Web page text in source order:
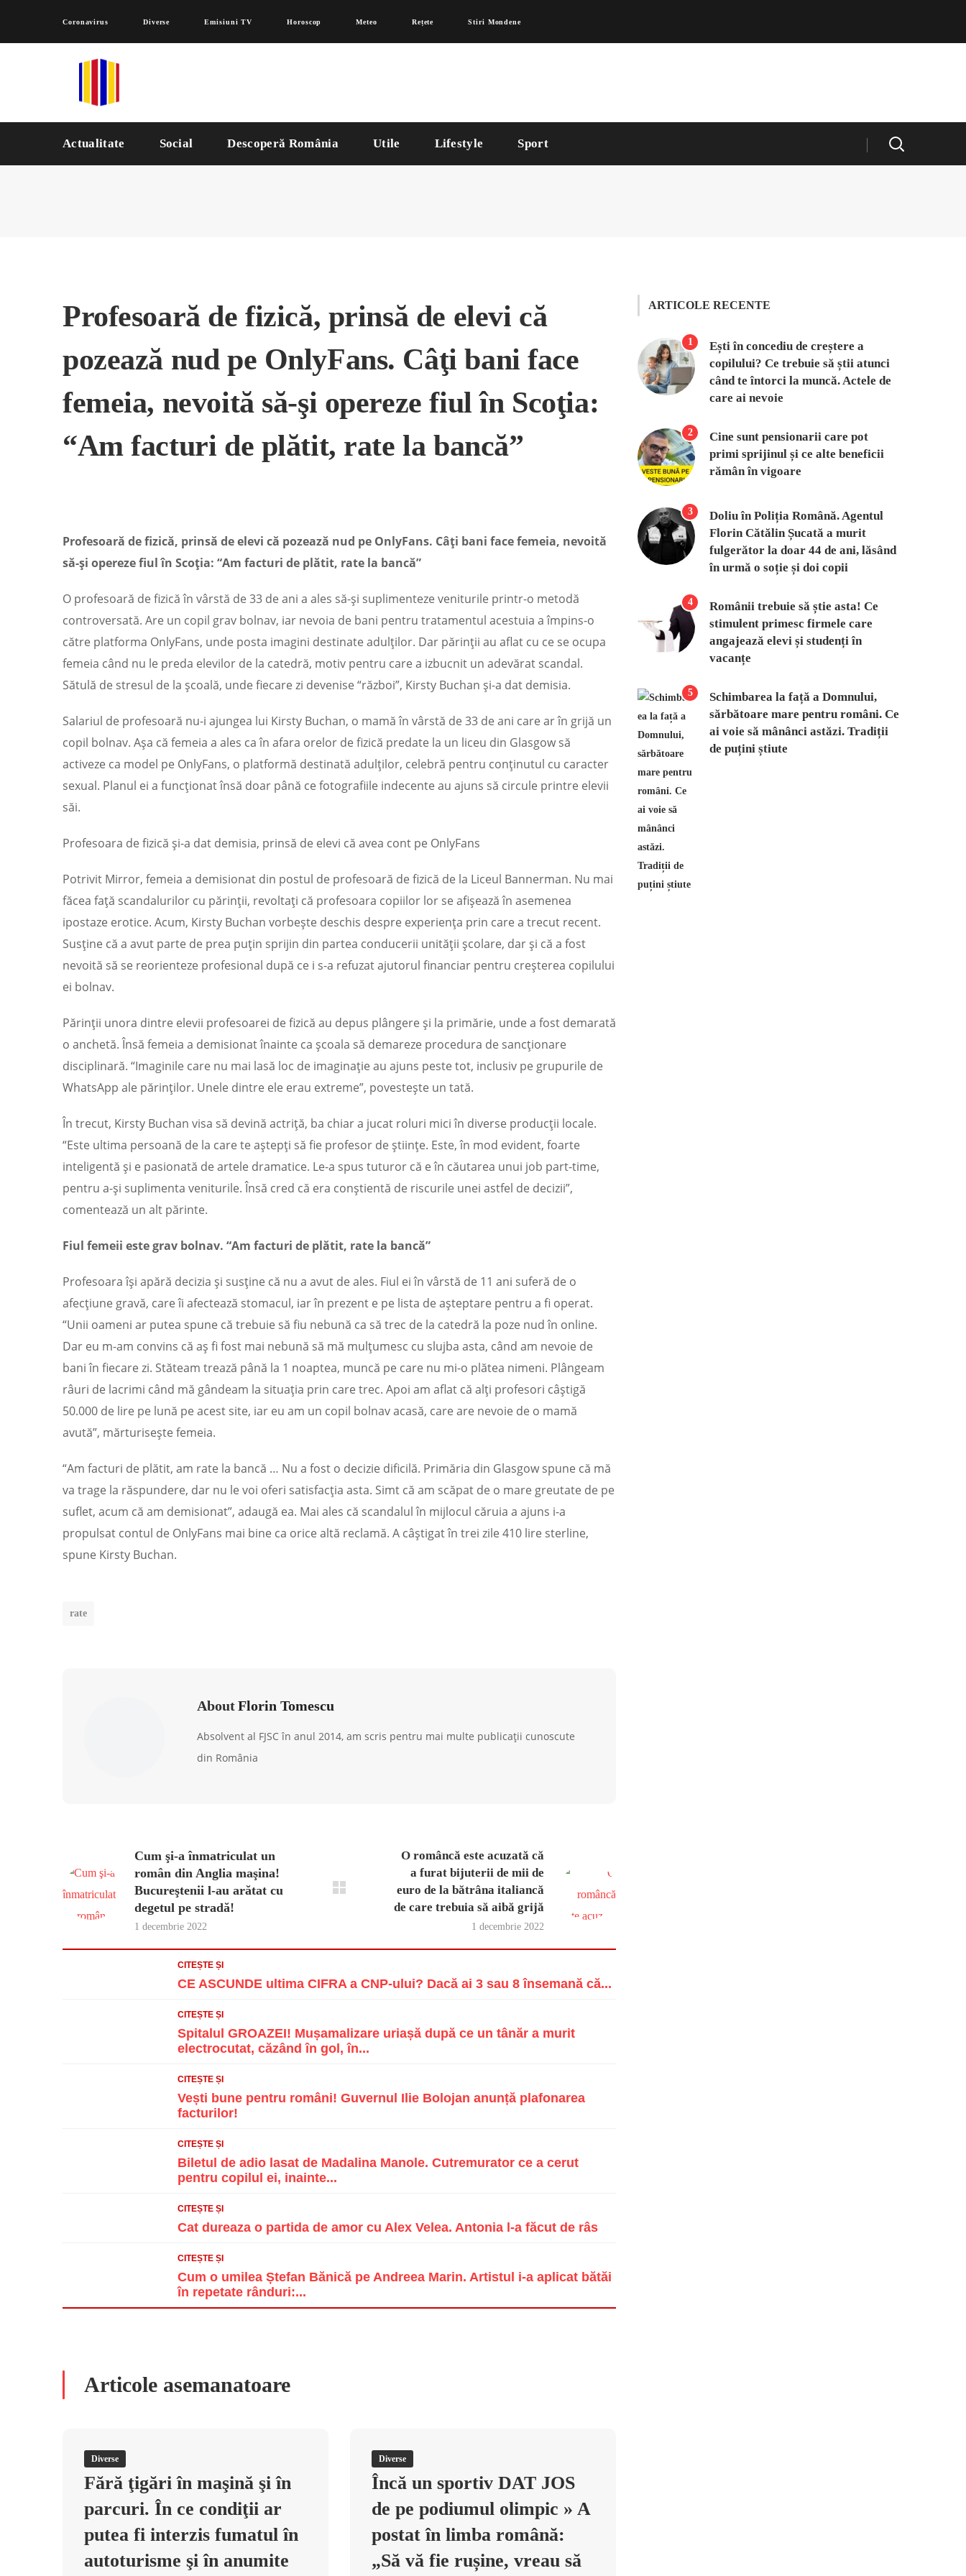
Coronavirus Diverse Emisiuni TV Horoscop Meteo Rețete Stiri Mondene
Actualitate Social Descoperă România Utile Lifestyle Sport
Profesoară de fizică, prinsă de elevi că
pozează nud pe OnlyFans. Câţi bani face
femeia, nevoită să-şi opereze fiul în Scoţia:
“Am facturi de plătit, rate la bancă”
Profesoară de fizică, prinsă de elevi că pozează nud pe OnlyFans. Câţi bani face femeia, nevoită
să-şi opereze fiul în Scoţia: “Am facturi de plătit, rate la bancă”
O profesoară de fizică în vârstă de 33 de ani a ales să-şi suplimenteze veniturile printr-o metodă
controversată. Are un copil grav bolnav, iar nevoia de bani pentru tratamentul acestuia a împins-o
către platforma OnlyFans, unde posta imagini destinate adulţilor. Dar părinţii au aflat cu ce se ocupa
femeia când nu le preda elevilor de la catedră, motiv pentru care a izbucnit un adevărat scandal.
Sătulă de stresul de la şcoală, unde fiecare zi devenise “război”, Kirsty Buchan şi-a dat demisia.
Salariul de profesoară nu-i ajungea lui Kirsty Buchan, o mamă în vârstă de 33 de ani care ar în grijă un
copil bolnav. Aşa că femeia a ales ca în afara orelor de fizică predate la un liceu din Glasgow să
activeze ca model pe OnlyFans, o platformă destinată adulţilor, celebră pentru conţinutul cu caracter
sexual. Planul ei a funcţionat însă doar până ce fotografiile indecente au ajuns să circule printre elevii
săi.
Profesoara de fizică şi-a dat demisia, prinsă de elevi că avea cont pe OnlyFans
Potrivit Mirror, femeia a demisionat din postul de profesoară de fizică de la Liceul Bannerman. Nu mai
făcea faţă scandalurilor cu părinţii, revoltaţi că profesoara copiilor lor se afişează în asemenea
ipostaze erotice. Acum, Kirsty Buchan vorbeşte deschis despre experienţa prin care a trecut recent.
Susţine că a avut parte de prea puţin sprijin din partea conducerii unităţii şcolare, dar şi că a fost
nevoită să se reorienteze profesional după ce i s-a refuzat ajutorul financiar pentru creşterea copilului
ei bolnav.
Părinţii unora dintre elevii profesoarei de fizică au depus plângere şi la primărie, unde a fost demarată
o anchetă. Însă femeia a demisionat înainte ca şcoala să demareze procedura de sancţionare
disciplinară. “Imaginile care nu mai lasă loc de imaginaţie au ajuns peste tot, inclusiv pe grupurile de
WhatsApp ale părinţilor. Unele dintre ele erau extreme”, povesteşte un tată.
În trecut, Kirsty Buchan visa să devină actriţă, ba chiar a jucat roluri mici în diverse producţii locale.
“Este ultima persoană de la care te aştepţi să fie profesor de ştiinţe. Este, în mod evident, foarte
inteligentă şi e pasionată de artele dramatice. Le-a spus tuturor că e în căutarea unui job part-time,
pentru a-şi suplimenta veniturile. Însă cred că era conştientă de riscurile unei astfel de decizii”,
comentează un alt părinte.
Fiul femeii este grav bolnav. “Am facturi de plătit, rate la bancă”
Profesoara îşi apără decizia şi susţine că nu a avut de ales. Fiul ei în vârstă de 11 ani suferă de o
afecţiune gravă, care îi afectează stomacul, iar în prezent e pe lista de aşteptare pentru a fi operat.
“Unii oameni ar putea spune că trebuie să fiu nebună ca să trec de la catedră la poze nud în online.
Dar eu m-am convins că aş fi fost mai nebună să mă mulţumesc cu slujba asta, când am nevoie de
bani în fiecare zi. Stăteam trează până la 1 noaptea, muncă pe care nu mi-o plătea nimeni. Plângeam
râuri de lacrimi când mă gândeam la situaţia prin care trec. Apoi am aflat că alţi profesori câştigă
50.000 de lire pe lună pe acest site, iar eu am un copil bolnav acasă, care are nevoie de o mamă
avută”, mărturiseşte femeia.
“Am facturi de plătit, am rate la bancă … Nu a fost o decizie dificilă. Primăria din Glasgow spune că mă
va trage la răspundere, dar nu le voi oferi satisfacţia asta. Simt că am scăpat de o mare greutate de pe
suflet, acum că am demisionat”, adaugă ea. Mai ales că scandalul în mijlocul căruia a ajuns i-a
propulsat contul de OnlyFans mai bine ca orice altă reclamă. A câştigat în trei zile 410 lire sterline,
spune Kirsty Buchan.
rate
AboutFlorin Tomescu
Absolvent al FJSC în anul 2014, am scris pentru mai multe publicații cunoscute
din România
Cum şi-a înmatriculat un
român din Anglia maşina!
Bucureştenii l-au arătat cu
degetul pe stradă!
1 decembrie 2022
O româncă este acuzată că
a furat bijuterii de mii de
euro de la bătrâna italiancă
de care trebuia să aibă grijă
1 decembrie 2022
CITEȘTE ȘI
CE ASCUNDE ultima CIFRA a CNP-ului? Dacă ai 3 sau 8 însemană că...
CITEȘTE ȘI
Spitalul GROAZEI! Mușamalizare uriașă după ce un tânăr a murit
electrocutat, căzând în gol, în...
CITEȘTE ȘI
Vești bune pentru români! Guvernul Ilie Bolojan anunță plafonarea
facturilor!
CITEȘTE ȘI
Biletul de adio lasat de Madalina Manole. Cutremurator ce a cerut
pentru copilul ei, inainte...
CITEȘTE ȘI
Cat dureaza o partida de amor cu Alex Velea. Antonia l-a făcut de râs
CITEȘTE ȘI
Cum o umilea Ștefan Bănică pe Andreea Marin. Artistul i-a aplicat bătăi
în repetate rânduri:...
Articole asemanatoare
Diverse
Fără ţigări în maşină şi în
parcuri. În ce condiţii ar
putea fi interzis fumatul în
autoturisme şi în anumite
Diverse
Încă un sportiv DAT JOS
de pe podiumul olimpic » A
postat în limba română:
„Să vă fie rușine, vreau să
ARTICOLE RECENTE
1
Ești în concediu de creștere a
copilului? Ce trebuie să știi atunci
când te întorci la muncă. Actele de
care ai nevoie
2
Cine sunt pensionarii care pot
primi sprijinul și ce alte beneficii
rămân în vigoare
3
Doliu în Poliția Română. Agentul
Florin Cătălin Șucată a murit
fulgerător la doar 44 de ani, lăsând
în urmă o soție și doi copii
4
Românii trebuie să știe asta! Ce
stimulent primesc firmele care
angajează elevi și studenți în
vacanțe
5
Schimbarea la față a Domnului,
sărbătoare mare pentru români. Ce
ai voie să mânânci astăzi. Tradiții
de puțini știute